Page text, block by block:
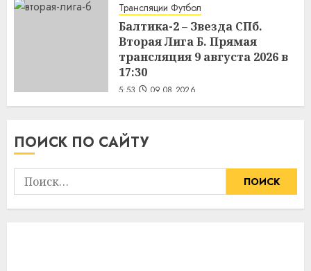
Трансляции Футбол
Балтика-2 – Звезда СПб.
Вторая Лига Б. Прямая
трансляция 9 августа 2026 в
17:30
5:53 09.08.2026
ПОИСК ПО САЙТУ
Найти: